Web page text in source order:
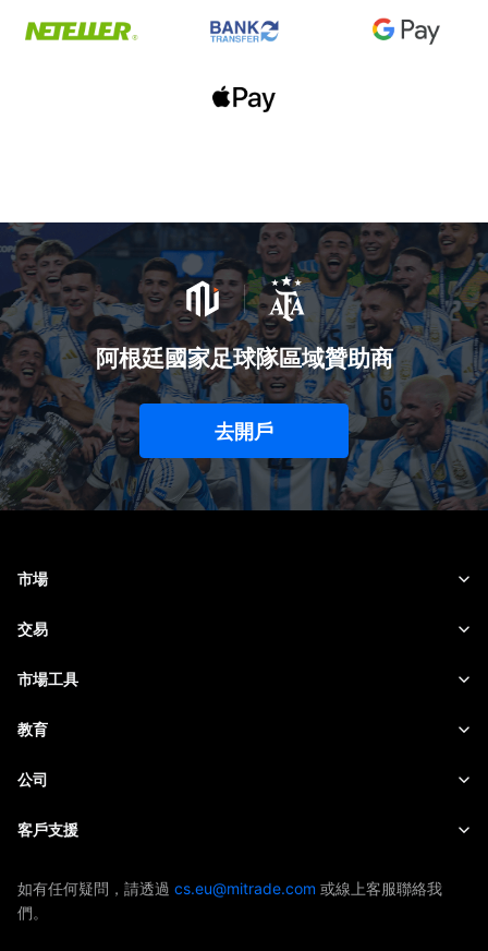
阿根廷國家足球隊區域贊助商
去開戶
市場
外匯
商品
交易
交易平台
風險管理
市場工具
財經日曆
即時新聞
教育
快速入門
EBook
公司
關於Mitrade
獎項及榮譽
客戶支援
幫助中心
如有任何疑問，請透過 cs.eu@mitrade.com 或線上客服聯絡我
們。